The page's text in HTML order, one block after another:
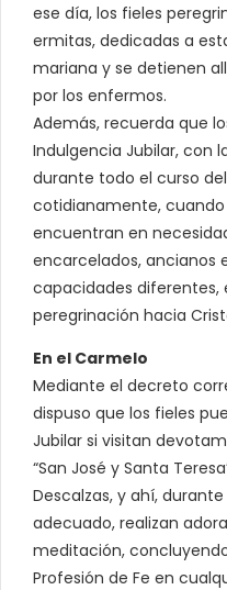
ese día, los fieles
ermitas, dedicadas a
mariana y se detienen
por los enfermos.
Además, recuerda que
Indulgencia Jubilar, con
durante todo el curso
cotidianamente,
encuentran en
encarcelados, ancianos
capacidades
peregrinación hacia
En el Carmelo
Mediante el decreto
dispuso que los fieles
Jubilar si visitan
“San José y Santa
Descalzas, y ahí,
adecuado, realizan
meditación,
Profesión de Fe en